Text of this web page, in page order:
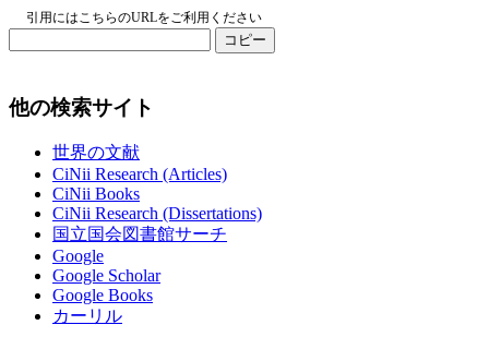
引用にはこちらのURLをご利用ください
コピー
他の検索サイト
世界の文献
CiNii Research (Articles)
CiNii Books
CiNii Research (Dissertations)
国立国会図書館サーチ
Google
Google Scholar
Google Books
カーリル